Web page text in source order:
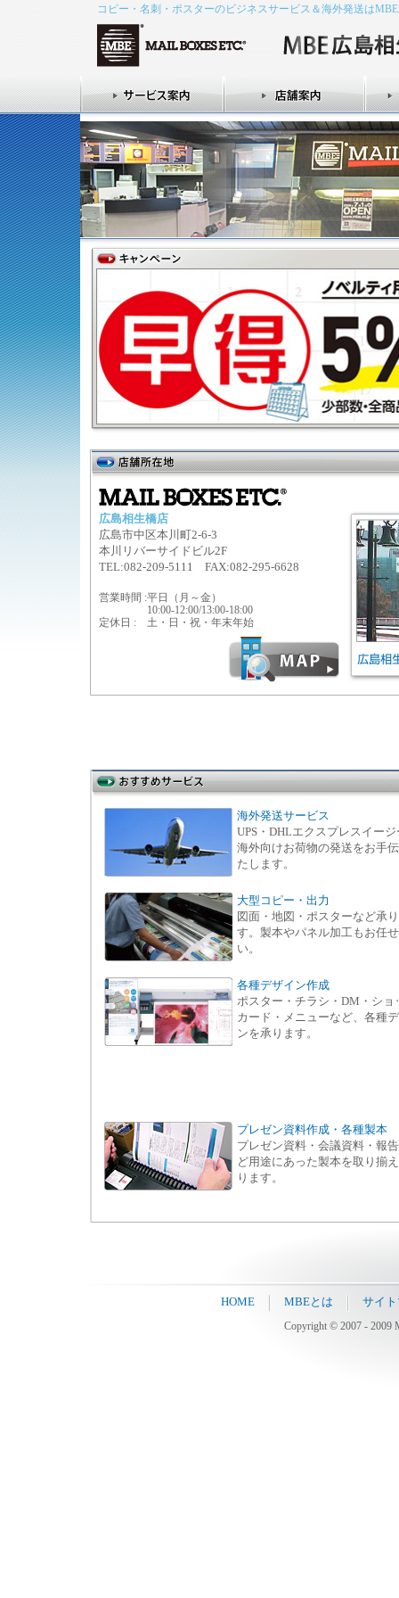
コピー・名刺・ポスターのビジネスサービス＆海外発送は
広島相生橋店
広島市中区本川町2-6-3
本川リバーサイドビル2F
TEL:082-209-5111 FAX:082-295-6628
営業時間 :平日（月～金）
10:00-12:00/13:00-18:00
定休日 :
土・日・祝・年末年始
海外発送サービス
UPS・DHLエクスプレスイージ
海外向けお荷物の発送をお手
たします。
大型コピー・出力
図面・地図・ポスターなど承
す。製本やパネル加工もお任
い。
各種デザイン作成
ポスター・チラシ・DM・ショ
カード・メニューなど、各種
ンを承ります。
プレゼン資料作成・各種製本
プレゼン資料・会議資料・報
ど用途にあった製本を取り揃
ります。
HOME MBEとは
サイ
Copyright © 2007 - 2009